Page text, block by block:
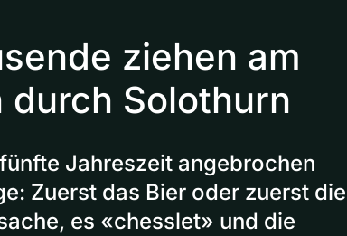
ziehen am
Solothurn
Jahreszeit angebrochen
Zuerst das Bier oder zuerst die
es «chesslet» und die